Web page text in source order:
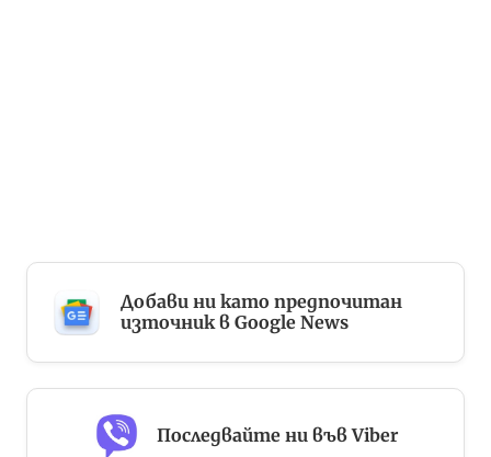
Добави ни като предпочитан
източник в Google News
Последвайте ни във Viber